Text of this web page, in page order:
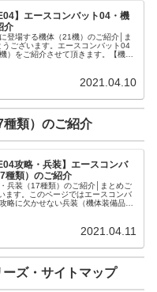
】エースコンバット04・機
介
登場する機体（21機）のご紹介│ま
うございます。エースコンバット04
）をご紹介させて頂きます。【機体
2021.04.10
類）のご紹介
攻略・兵装】エースコンバ
種類）のご紹介
兵装（17種類）のご紹介│まとめご
ます。このページではエースコンバ
略に欠かせない兵装（機体装備品・
2021.04.11
ーズ・サイトマップ